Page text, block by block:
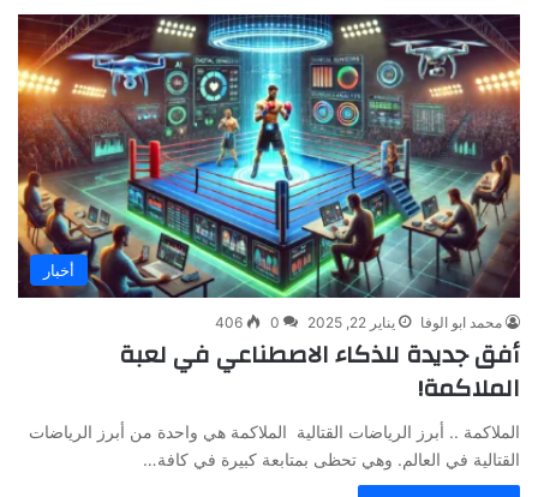
أخبار
محمد ابو الوفا يناير 22, 2025 0
406
أفق جديدة للذكاء الاصطناعي في لعبة
الملاكمة!
الملاكمة .. أبرز الرياضات القتالية الملاكمة هي واحدة من أبرز الرياضات
القتالية في العالم. وهي تحظى بمتابعة كبيرة في كافة…